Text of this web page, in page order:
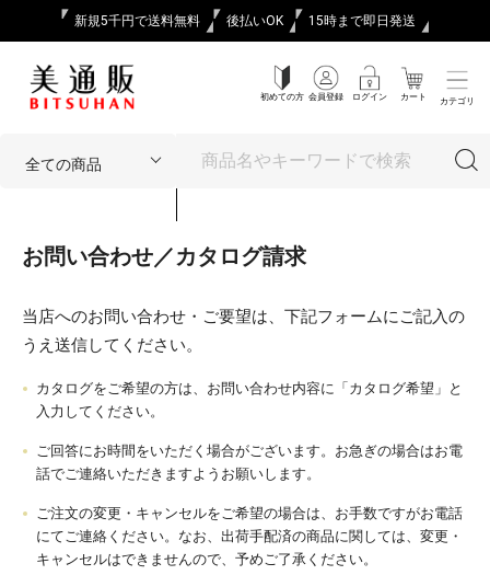
新規5千円で送料無料 後払いOK 15時まで即日発送
初めての方 会員登録 ログイン カート カテゴリ
お問い合わせ／カタログ請求
当店へのお問い合わせ・ご要望は、下記フォームにご記入の
うえ送信してください。
カタログをご希望の方は、お問い合わせ内容に「カタログ希望」と
入力してください。
ご回答にお時間をいただく場合がございます。お急ぎの場合はお電
話でご連絡いただきますようお願いします。
ご注文の変更・キャンセルをご希望の場合は、お手数ですがお電話
にてご連絡ください。なお、出荷手配済の商品に関しては、変更・
キャンセルはできませんので、予めご了承ください。